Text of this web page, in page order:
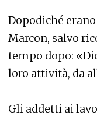
Dopodiché
Marcon, salvo
tempo dopo:
loro attività, da
Gli addetti ai